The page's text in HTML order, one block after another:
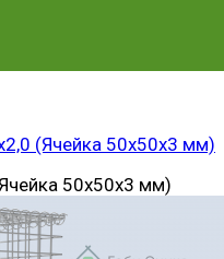
(Ячейка 50х50х3 мм)
50х50х3 мм)